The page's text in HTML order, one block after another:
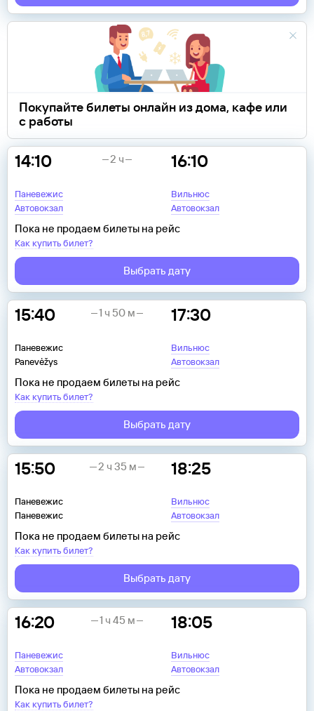
Покупайте билеты онлайн из дома, кафе или
с работы
14:10
Паневежис
Автовокзал
16:10
Вильнюс
Автовокзал
2 ч
Пока не продаем билеты на рейс
Как купить билет?
Выбрать дату
15:40
Паневежис
Panevėžys
17:30
Вильнюс
Автовокзал
1 ч 50 м
Пока не продаем билеты на рейс
Как купить билет?
Выбрать дату
15:50
Паневежис
Паневежис
18:25
Вильнюс
Автовокзал
2 ч 35 м
Пока не продаем билеты на рейс
Как купить билет?
Выбрать дату
16:20
Паневежис
Автовокзал
18:05
Вильнюс
Автовокзал
1 ч 45 м
Пока не продаем билеты на рейс
Как купить билет?